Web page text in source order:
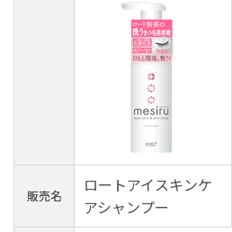
販売名
ロートアイスキンケ
アシャンプー